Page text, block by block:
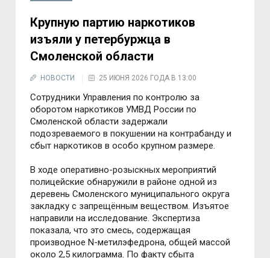
Крупную партию наркотиков
изъяли у петербуржца в
Смоленской области
НОВОСТИ 25 ИЮНЯ 2026 ГОДА В 13:00
Сотрудники Управления по контролю за
оборотом наркотиков УМВД России по
Смоленской области задержали
подозреваемого в покушении на контрабанду и
сбыт наркотиков в особо крупном размере.
В ходе оперативно-розыскных мероприятий
полицейские обнаружили в районе одной из
деревень Смоленского муниципального округа
закладку с запрещённым веществом. Изъятое
направили на исследование. Экспертиза
показала, что это смесь, содержащая
производное N-метилэфедрона, общей массой
около 2,5 килограмма. По факту сбыта